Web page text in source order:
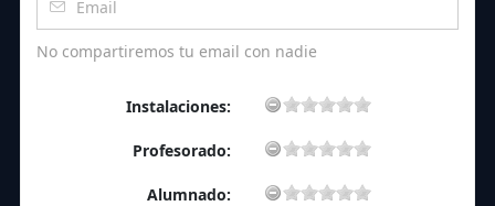
No compartiremos tu email con nadie
Instalaciones:
Profesorado:
Alumnado: